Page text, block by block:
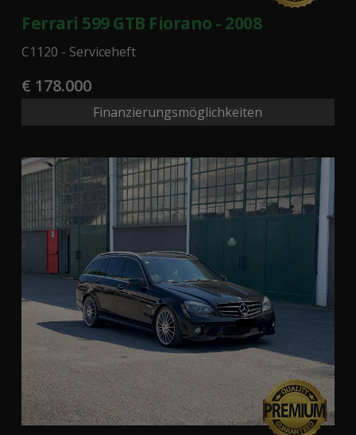
Ferrari 599 GTB Fiorano - 2008
C1120 - Serviceheft
€ 178.000
Finanzierungsmöglichkeiten